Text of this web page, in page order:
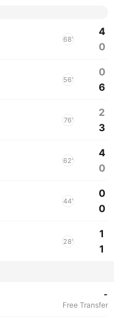
68'
4
0
56'
0
6
76'
2
3
62'
4
0
44'
0
0
28'
1
1
-
Free Transfer